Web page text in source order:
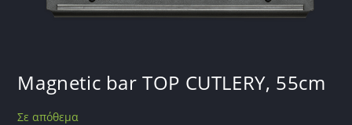
Magnetic bar TOP CUTLERY, 55cm
Σε απόθεμα